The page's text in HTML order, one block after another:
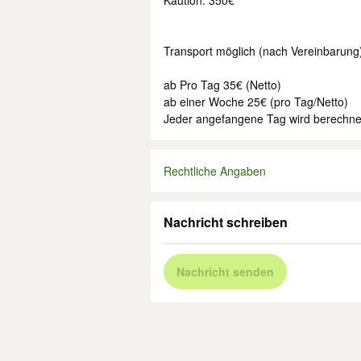
Transport möglich (nach
ab Pro Tag 35€ (Netto)
ab einer Woche 25€ (pro Tag/Netto)
Jeder angefangene Tag wird
Rechtliche Angaben
Nachricht schreiben
Nachricht senden